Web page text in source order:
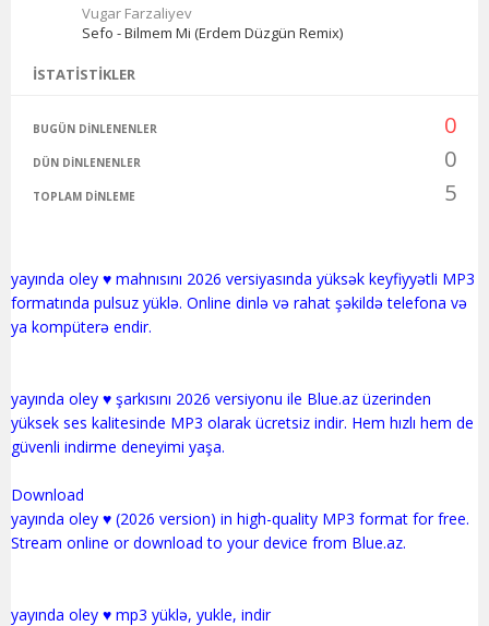
Vugar Farzaliyev
Sefo - Bilmem Mi (Erdem Düzgün Remix)
İSTATISTIKLER
BUGÜN DINLENENLER 0
DÜN DINLENENLER 0
TOPLAM DINLEME 5
yayında oley ♥️ mahnısını 2026 versiyasında yüksək keyfiyyətli MP3
formatında pulsuz yüklə. Online dinlə və rahat şəkildə telefona və
ya kompüterə endir.
yayında oley ♥️ şarkısını 2026 versiyonu ile Blue.az üzerinden
yüksek ses kalitesinde MP3 olarak ücretsiz indir. Hem hızlı hem de
güvenli indirme deneyimi yaşa.
Download
yayında oley ♥️ (2026 version) in high-quality MP3 format for free.
Stream online or download to your device from Blue.az.